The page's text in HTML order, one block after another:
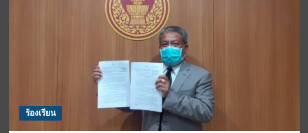
ร้องเรียน